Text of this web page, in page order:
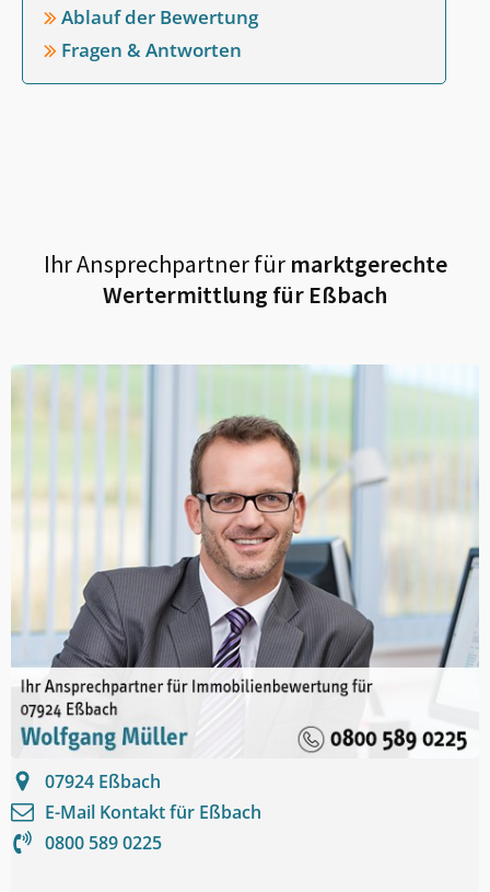
Ablauf der Bewertung
Fragen & Antworten
Ihr Ansprechpartner fürmarktgerechte
Wertermittlung für Eßbach
07924 Eßbach
E-Mail Kontakt für Eßbach
0800 589 0225